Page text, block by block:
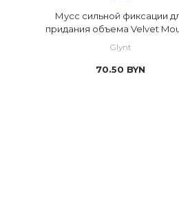
Мусс сильной фиксации
придания объема Velvet
Glynt
70.50 BYN